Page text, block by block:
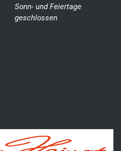
Sonn- und Feiertage
geschlossen